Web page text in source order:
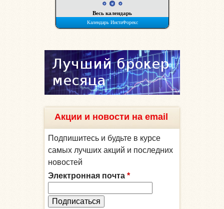
Акции и новости на email
Подпишитесь и будьте в курсе
самых лучших акций и последних
новостей
Электронная почта *